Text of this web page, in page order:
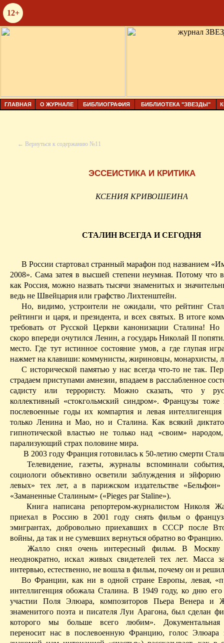
12+
ГЛАВНАЯ О ЖУРНАЛЕ БИБЛИОГРАФИЯ БИБЛИОТЕКА "ЗВЕЗДЫ"
← Вернуться к содержанию №11
ЭССЕИСТИКА И КРИТИКА
КСЕНИЯ КРИВОШЕИНА
СТАЛИН ВСЕГДА И СЕГОДНЯ
В России стартовал странный марафон под названием
2008». Сама затея в высшей степени неумная. Потому что в
как Россия, можно назвать тысячи знаменитых и
ведь не Швейцария или графство Лихтенштейн.
Но, видимо, устроители не ожидали, что рейтинг
рейтинги и царя, и президента, и всех святых. В итоге
требовать от Русской Церкви канонизации Сталина! Но
скоро впереди очутился Ленин, а государь Николай II
место. Где тут истинное состояние умов, а где глупая
нажмет на клавиши: коммунисты, жириновцы, монархисты,
С исторической памятью у нас всегда что-то не так.
страдаем приступами амнезии, впадаем в расслабленное
садисту или террористу. Можно сказать, что у
коллективный «стокгольмский синдром». Французы тоже
послевоенные годы их компартия и левая
только Ленина и Мао, но и Сталина. Как всякий
гипнотической властью не только над «своим»
парализующий страх половине мира.
В 2003 году Франция готовилась к 50-летию смерти
Телевидение, газеты, журналы вспоминали
социологи объективно осветили заблуждения и эйфорию
левых» тех лет, а в парижском издательстве «Бельфон»
«Заманенные Сталиным» («Pieges par Staline»).
Книга написана репортером-журналистом Николя
приехал в Россию в 2001 году снять фильм о
эмигрантах, добровольно приехавших в СССР послеВ
войны, да так и не сумевших вернуться обратно во Францию.
Жалло снял очень интересный фильм. В Москву
неоднократно, искал живых свидетелей тех лет. Масса
интервью, естественно, не вошла в фильм, почему он и решил
Во Франции, как ни в одной стране Европы, левая,
интеллигенция обожала Сталина. В 1949 году, ко дню его
участии Поля Элюара, композиторов Пьера Венера и
знаменитого поэта и писателя Луи Арагона, был сделан
которого мы больше всего любим». Документальная
переносит нас в послевоенную Францию, голос Элюара